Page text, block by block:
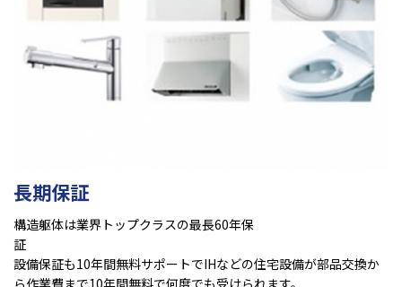
長期保証
構造躯体は業界トップクラスの最長60年保
設備保証も10年間無料サポートでIHなどの住宅設備が部品交換か